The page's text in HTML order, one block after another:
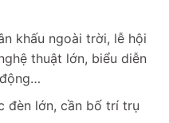
khấu ngoài trời, lễ hội
thuật lớn, biểu diễn
đèn lớn, cần bố trí trụ